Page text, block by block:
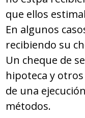
que ellos
En algunos
recibiendo su
Un cheque de
hipoteca y
de una
métodos.